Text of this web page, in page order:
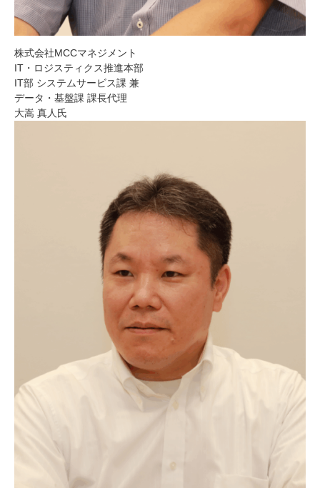
株式会社MCCマネジメント
IT・ロジスティクス推進本部
IT部 システムサービス課 兼
データ・基盤課 課長代理
大嵩 真人氏